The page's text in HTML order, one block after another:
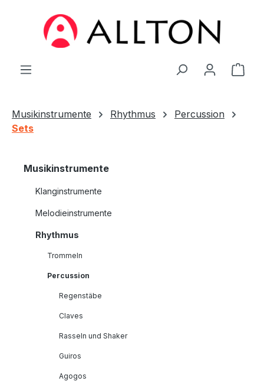
Zum Hauptinhalt springen
Musikinstrumente Rhythmus
Percussion
Sets
Musikinstrumente
Klanginstrumente
Melodieinstrumente
Rhythmus
Trommeln
Percussion
Regenstäbe
Claves
Rasseln und Shaker
Guiros
Agogos